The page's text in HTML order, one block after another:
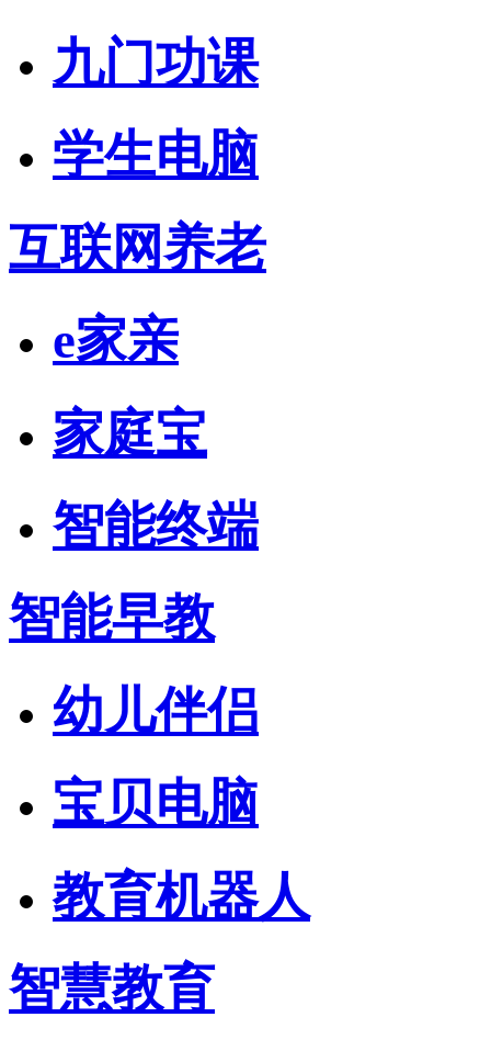
九门功课
学生电脑
互联网养老
e家亲
家庭宝
智能终端
智能早教
幼儿伴侣
宝贝电脑
教育机器人
智慧教育